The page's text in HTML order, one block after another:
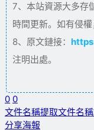
7、本站資源大多存
時間更新。如有侵
8、原文鏈接：
注明出處。
0 0
文件名稱提取文件名
分享海報